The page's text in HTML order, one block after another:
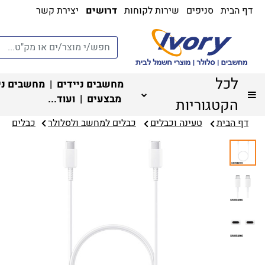
דף הבית סניפים שירות לקוחות דרושים יצירת קשר
לכל
הקטגוריות
מחשבים ניידים | מחשבים
מבצעים | ועוד...
דף הבית טעינה וכבלים כבלים למחשב ולסלולר‏ כבלים‏